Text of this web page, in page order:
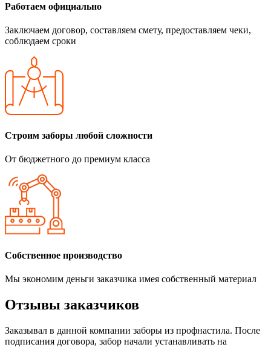
Работаем официально
Заключаем договор, составляем смету, предоставляем чеки,
соблюдаем сроки
Строим заборы любой сложности
От бюджетного до премиум класса
Собственное производство
Мы экономим деньги заказчика имея собственный материал
Отзывы заказчиков
Заказывал в данной компании заборы из профнастила. После
подписания договора, забор начали устанавливать на